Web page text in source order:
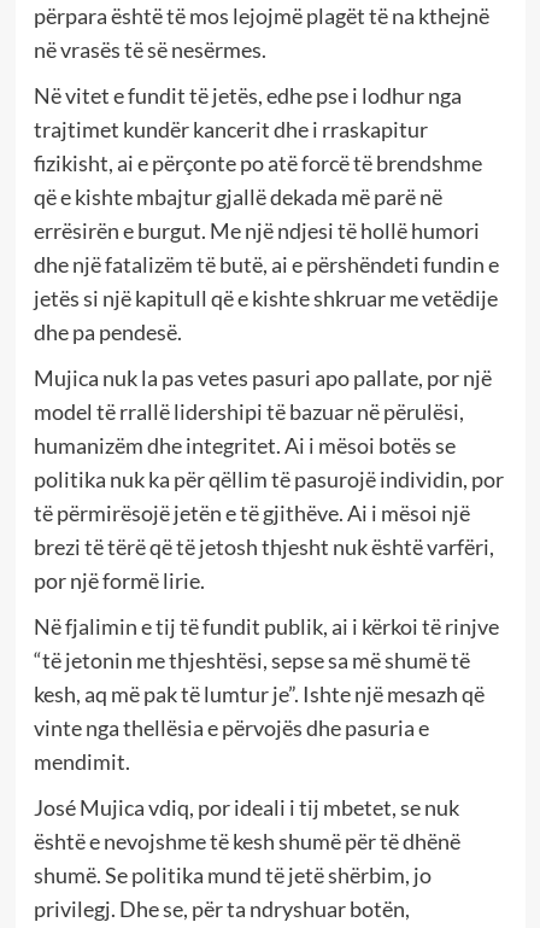
përpara është të mos lejojmë plagët të na kthejnë
në vrasës të së nesërmes.
Në vitet e fundit të jetës, edhe pse i lodhur nga
trajtimet kundër kancerit dhe i rraskapitur
fizikisht, ai e përçonte po atë forcë të brendshme
që e kishte mbajtur gjallë dekada më parë në
errësirën e burgut. Me një ndjesi të hollë humori
dhe një fatalizëm të butë, ai e përshëndeti fundin e
jetës si një kapitull që e kishte shkruar me vetëdije
dhe pa pendesë.
Mujica nuk la pas vetes pasuri apo pallate, por një
model të rrallë lidershipi të bazuar në përulësi,
humanizëm dhe integritet. Ai i mësoi botës se
politika nuk ka për qëllim të pasurojë individin, por
të përmirësojë jetën e të gjithëve. Ai i mësoi një
brezi të tërë që të jetosh thjesht nuk është varfëri,
por një formë lirie.
Në fjalimin e tij të fundit publik, ai i kërkoi të rinjve
“të jetonin me thjeshtësi, sepse sa më shumë të
kesh, aq më pak të lumtur je”. Ishte një mesazh që
vinte nga thellësia e përvojës dhe pasuria e
mendimit.
José Mujica vdiq, por ideali i tij mbetet, se nuk
është e nevojshme të kesh shumë për të dhënë
shumë. Se politika mund të jetë shërbim, jo
privilegj. Dhe se, për ta ndryshuar botën,